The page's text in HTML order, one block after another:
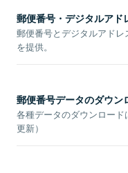
郵便番号・デジタルアド
郵便番号とデジタルアド
を提供。
郵便番号データのダウン
各種データのダウンロー
更新）